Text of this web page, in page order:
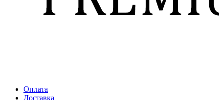
Оплата
Доставка